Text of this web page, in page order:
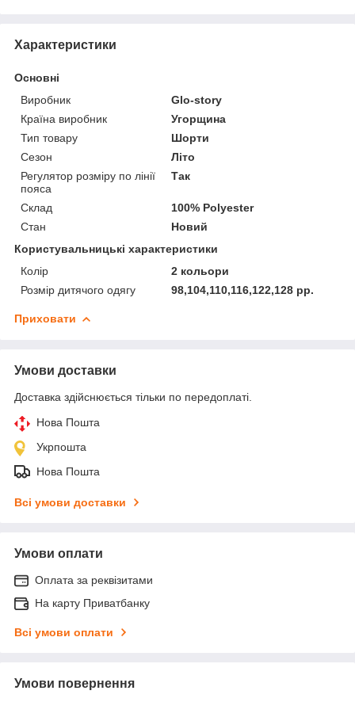
Характеристики
Основні
Виробник
Glo-story
Країна виробник
Угорщина
Тип товару
Шорти
Сезон
Літо
Регулятор розміру по лінії
пояса
Так
Склад
100% Polyester
Стан
Новий
Користувальницькі характеристики
Колір
2 кольори
Розмір дитячого одягу
98,104,110,116,122,128 рр.
Приховати
Умови доставки
Доставка здійснюється тільки по передоплаті.
Нова Пошта
Укрпошта
Нова Пошта
Всі умови доставки
Умови оплати
Оплата за реквізитами
На карту Приватбанку
Всі умови оплати
Умови повернення